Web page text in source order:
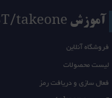
آموزش CBT/takeone
فروشگاه آنلاین
لیست محصولات
فعال سازی و دریافت رمز